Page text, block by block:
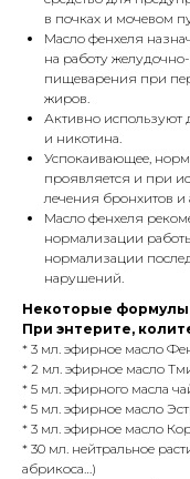
в почках и мочевом
Масло фенхеля
на работу
пищеварения при
жиров.
Активно используют
и никотина.
Успокаивающее,
проявляется и при
лечения бронхитов и
Масло фенхеля
нормализации
нормализации
нарушений.
Некоторые
При энтерите,
* 3 мл. эфирное масло
* 2 мл. эфирное масло
* 5 мл. эфирного масла
* 5 мл. эфирное масло
* 3 мл. эфирное масло
* 30 мл. нейтральное
абрикоса…)